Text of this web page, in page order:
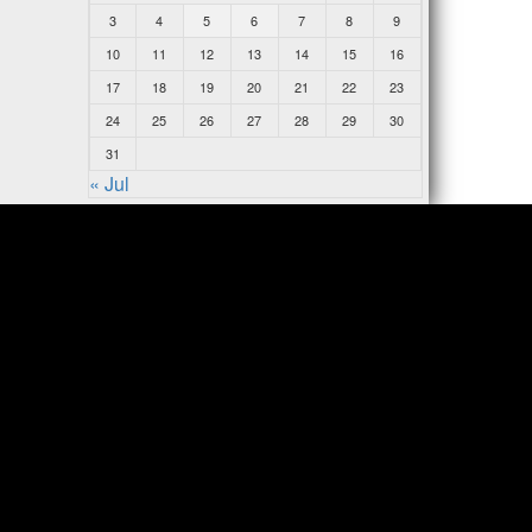
3
4 5 6 7 8
9
10
11 12 13 14 15
16
17
18 19 20 21 22
23
24
25 26 27 28 29
30
31
« Jul